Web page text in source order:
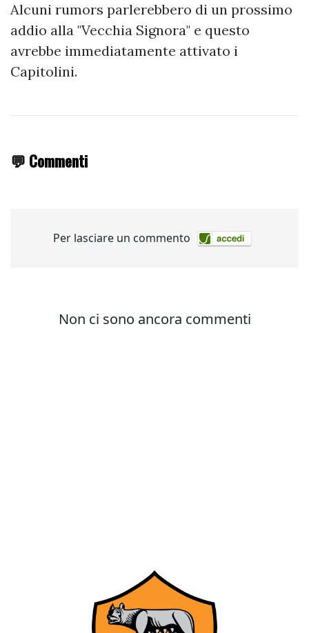
Alcuni rumors parlerebbero di un prossimo
addio alla "Vecchia Signora" e questo
avrebbe immediatamente attivato i
Capitolini.
💬 Commenti